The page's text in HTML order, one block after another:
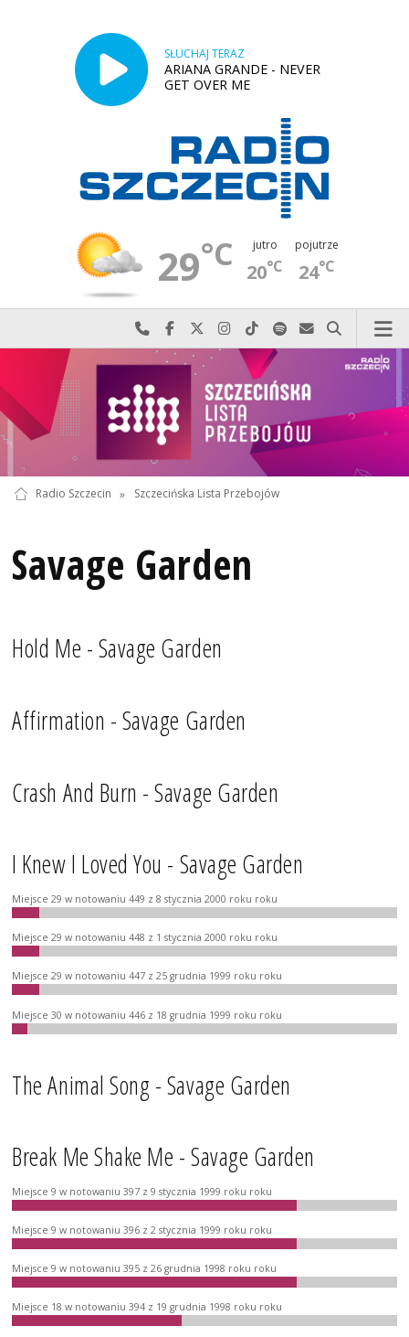
SŁUCHAJ TERAZ
ARIANA GRANDE - NEVER
GET OVER ME
29°C jutro
20°C
pojutrze
24°C
Najlepiej po prostu do nas zadzwoń
Odwiedź nas na Facebook-u
Odwiedź nas na X
Odwiedź nas na Instagram-ie
Odwiedź nas na TikTok-u
Szukaj nas na Spotify
Wyślij do nas
Szukaj
Radio Szczecin » Szczecińska Lista Przebojów
Savage Garden
Hold Me - Savage Garden
Affirmation - Savage Garden
Crash And Burn - Savage Garden
I Knew I Loved You - Savage Garden
Miejsce 29 w notowaniu 449 z 8 stycznia 2000 roku roku
Miejsce 29 w notowaniu 448 z 1 stycznia 2000 roku roku
Miejsce 29 w notowaniu 447 z 25 grudnia 1999 roku roku
Miejsce 30 w notowaniu 446 z 18 grudnia 1999 roku roku
The Animal Song - Savage Garden
Break Me Shake Me - Savage Garden
Miejsce 9 w notowaniu 397 z 9 stycznia 1999 roku roku
Miejsce 9 w notowaniu 396 z 2 stycznia 1999 roku roku
Miejsce 9 w notowaniu 395 z 26 grudnia 1998 roku roku
Miejsce 18 w notowaniu 394 z 19 grudnia 1998 roku roku